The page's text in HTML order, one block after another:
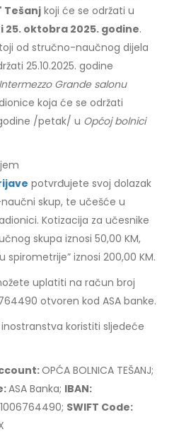
Tešanj koji će se održati u
i 25. oktobra 2025. godine.
od stručno-naučnog dijela
25.10.2025. godine
Intermezzo Grande salonu
koja će se održati
/petak/ u Općoj bolnici
potvrđujete svoj dolazak
skup, te učešće u
Kotizacija za učesnike
skupa iznosi 50,00 KM,
spirometrije” iznosi 200,00 KM.
uplatiti na račun broj
otvoren kod ASA banke.
koristiti sljedeće
OPĆA BOLNICA TEŠANJ;
ASA Banka; IBAN:
SWIFT Code: